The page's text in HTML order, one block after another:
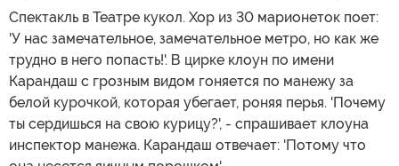
Спектакль в Театре кукол. Хор из 30 марионеток поет:
'У нас замечательное, замечательное метро, но как же
трудно в него попасть!'. В цирке клоун по имени
Карандаш с грозным видом гоняется по манежу за
белой курочкой, которая убегает, роняя перья. 'Почему
ты сердишься на свою курицу?', - спрашивает клоуна
инспектор манежа. Карандаш отвечает: 'Потому что